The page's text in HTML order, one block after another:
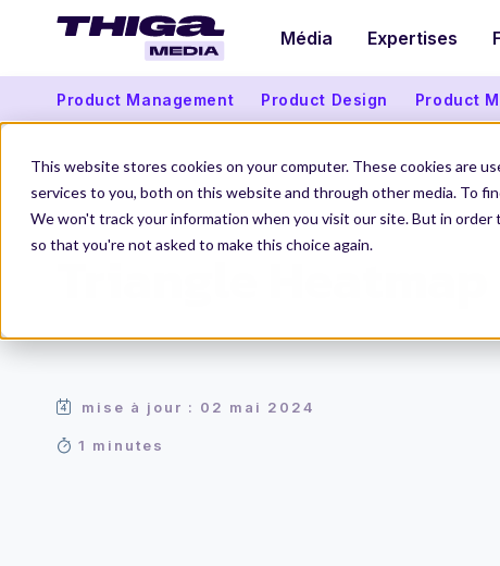
This website stores cookies on your computer. These cookies are
services to you, both on this website and through other media. To
We won't track your information when you visit our site. But in
so that you're not asked to make this choice again.
Média Expertises
Product Management Product Design Product
Thiga Media Le Dico du Produit Triangle Heatmap
Triangle Heatmap
mise à jour : 02 mai 2024
1 minutes